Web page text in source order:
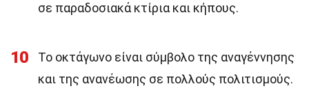
σε παραδοσιακά κτίρια και κήπους.
10
Το οκτάγωνο είναι σύμβολο της αναγέννησης
και της ανανέωσης σε πολλούς πολιτισμούς.